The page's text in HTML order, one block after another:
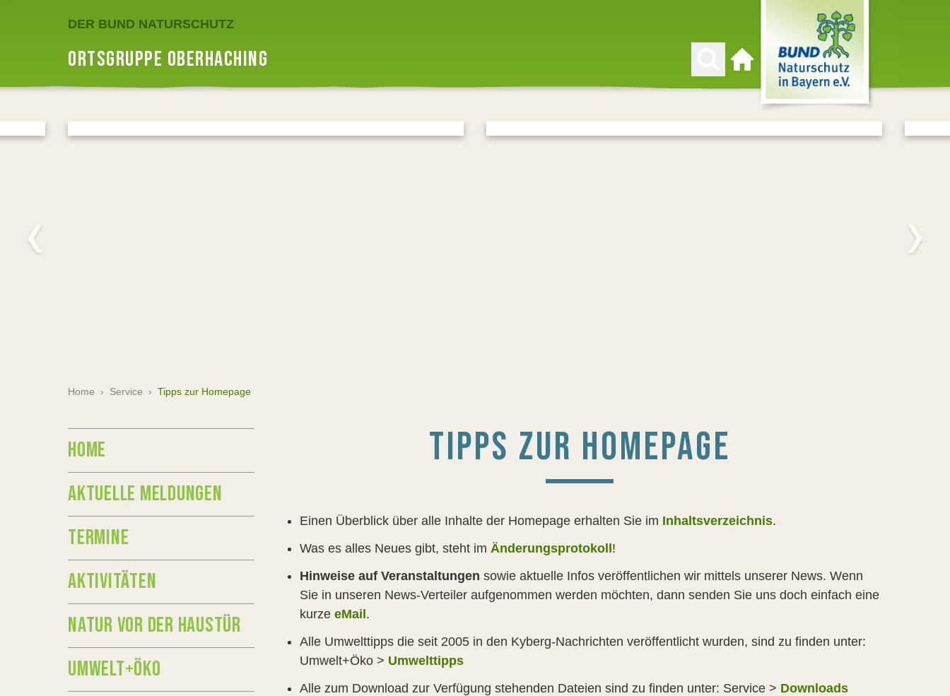
DER BUND NATURSCHUTZ
ORTSGRUPPE OBERHACHING
Zur Startseite
Home › Service › Tipps zur Homepage
TIPPS ZUR HOMEPAGE
Einen Überblick über alle Inhalte der Homepage erhalten Sie im Inhaltsverzeichnis.
Was es alles Neues gibt, steht im Änderungsprotokoll !
Hinweise auf Veranstaltungen sowie aktuelle Infos veröffentlichen wir mittels unserer News. Wenn
Sie in unseren News-Verteiler aufgenommen werden möchten, dann senden Sie uns doch einfach eine
kurze eMail .
Alle Umwelttipps die seit 2005 in den Kyberg-Nachrichten veröffentlicht wurden, sind zu finden unter:
Umwelt+Öko > Umwelttipps
Alle zum Download zur Verfügung stehenden Dateien sind zu finden unter: Service > Downloads
HOME
AKTUELLE MELDUNGEN
TERMINE
AKTIVITÄTEN
NATUR VOR DER HAUSTÜR
UMWELT+ÖKO